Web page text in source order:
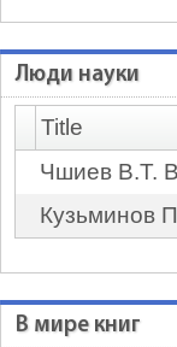
Люди науки
Title
Чшиев В.Т.
Кузьминов
В мире книг